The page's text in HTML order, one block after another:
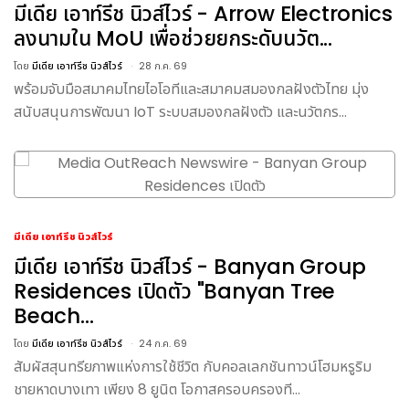
มีเดีย เอาท์รีช นิวส์ไวร์ - Arrow Electronics
ลงนามใน MoU เพื่อช่วยยกระดับนวัต...
โดย มีเดีย เอาท์รีช นิวส์ไวร์ 28 ก.ค. 69
พร้อมจับมือสมาคมไทยไอโอทีและสมาคมสมองกลฝังตัวไทย มุ่ง
สนับสนุนการพัฒนา IoT ระบบสมองกลฝังตัว และนวัตกร...
มีเดีย เอาท์รีช นิวส์ไวร์
มีเดีย เอาท์รีช นิวส์ไวร์ - Banyan Group
Residences เปิดตัว "Banyan Tree
Beach...
โดย มีเดีย เอาท์รีช นิวส์ไวร์ 24 ก.ค. 69
สัมผัสสุนทรียภาพแห่งการใช้ชีวิต กับคอลเลกชันทาวน์โฮมหรูริม
ชายหาดบางเทา เพียง 8 ยูนิต โอกาสครอบครองที...